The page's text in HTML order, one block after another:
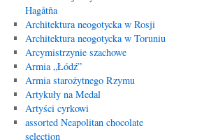
Hagåtña
Architektura neogotycka w Rosji
Architektura neogotycka w Toruniu
Arcymistrzynie szachowe
Armia „Łódź”
Armia starożytnego Rzymu
Artykuły na Medal
Artyści cyrkowi
assorted Neapolitan chocolate
selection